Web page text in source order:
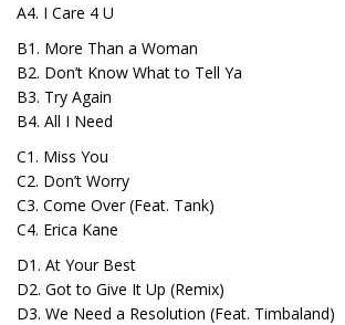
A4. I Care 4 U
B1. More Than a Woman
B2. Don’t Know What to Tell Ya
B3. Try Again
B4. All I Need
C1. Miss You
C2. Don’t Worry
C3. Come Over (Feat. Tank)
C4. Erica Kane
D1. At Your Best
D2. Got to Give It Up (Remix)
D3. We Need a Resolution (Feat. Timbaland)